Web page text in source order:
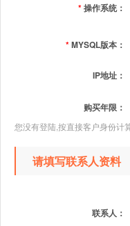
*操作系统：
*MYSQL版本：
IP地址：
购买年限：
您没有登陆,按直接客户身份计
请填写联系人资料
联系人：